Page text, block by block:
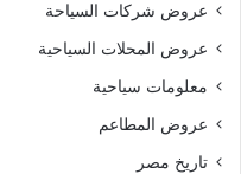
عروض شركات السياحة
عروض المحلات السياحية
معلومات سياحية
عروض المطاعم
تاريخ مصر